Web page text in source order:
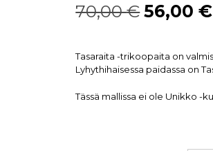
70,00€ 56,00€
Tasaraita -trikoopaita on
Lyhythihaisessa paidassa on
Tässä mallissa ei ole Unikko -